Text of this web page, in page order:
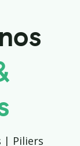
| Piliers